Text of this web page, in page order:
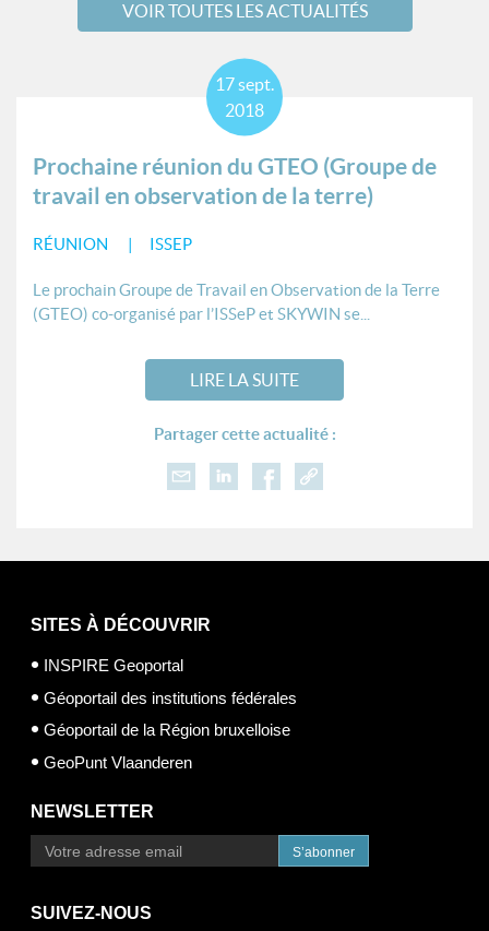
VOIR TOUTES LES ACTUALITÉS
Prochaine réunion du GTEO (Groupe de
travail en observation de la terre)
RÉUNION ISSEP
17sept.
2018
Le prochain Groupe de Travail en Observation de la Terre
(GTEO) co-organisé par l’ISSeP et SKYWIN se...
LIRE LA SUITE
Partager cette actualité :
SITES À DÉCOUVRIR
INSPIRE Geoportal
Géoportail des institutions fédérales
Géoportail de la Région bruxelloise
GeoPunt Vlaanderen
NEWSLETTER
S’abonner
SUIVEZ-NOUS